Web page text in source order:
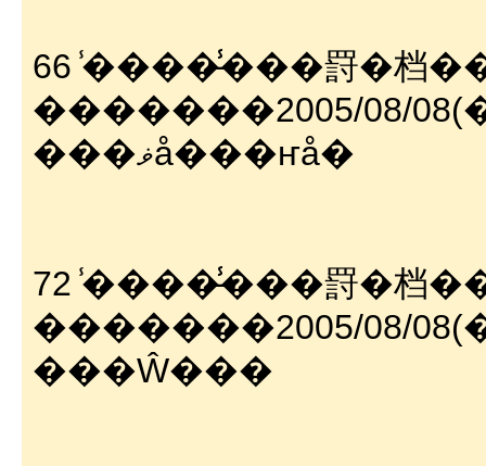
66 ̾����̵̾���罸�档
�������2005/08/
���ޥå���ҥå�
72 ̾����̵̾���罸�档
�������2005/08/
���Ŵ���